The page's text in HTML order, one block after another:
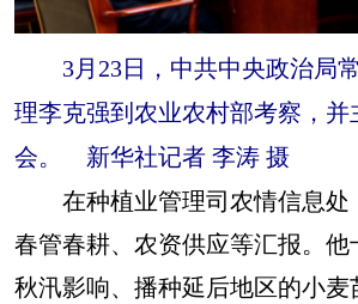
新疆 内蒙古 黑龙江
多语种频道
English Español
Русский язык 日本語
Deutsch Português
3月23日，中共中央政治局常
理李克强到农业农村部考察，并
会。 新华社记者 李涛 摄
在种植业管理司农情信息处
春管春耕、农资供应等汇报。
秋汛影响、播种延后地区的小